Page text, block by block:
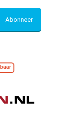
Abonneer